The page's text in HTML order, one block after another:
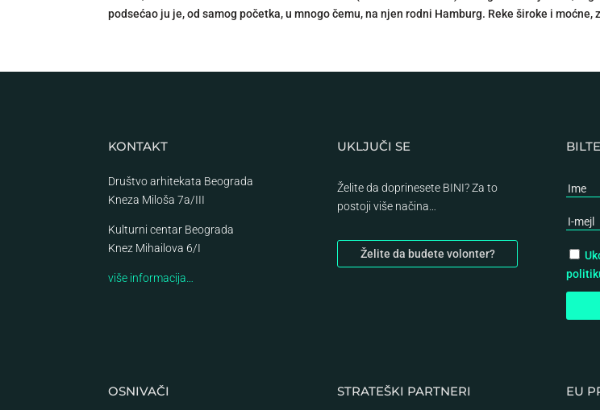
podsećao ju je, od samog početka, u mnogo čemu, na njen rodni Hamburg. Reke široke i moćne,
KONTAKT
Društvo arhitekata Beograda
Kneza Miloša 7a/III
Kulturni centar Beograda
Knez Mihailova 6/I
više informacija…
UKLJUČI SE
Želite da doprinesete BINI? Za to
postoji više načina…
Želite da budete volonter?
OSNIVAČI STRATEŠKI PARTNERI EU